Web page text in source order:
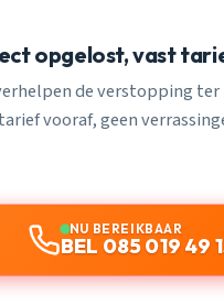
opgelost, vast
de verstopping
vooraf, geen
NU BEREIKBAAR
BEL 085 019 49